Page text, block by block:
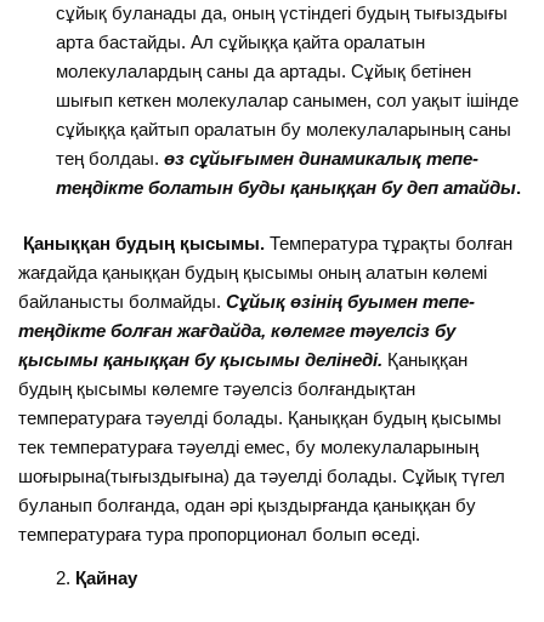
сұйық буланады да, оның үстіндегі будың тығыздығы
арта бастайды. Ал сұйыққа қайта оралатын
молекулалардың саны да артады. Сұйық бетінен
шығып кеткен молекулалар санымен, сол уақыт ішінде
сұйыққа қайтып оралатын бу молекулаларының саны
тең болдаы. өз сұйығымен динамикалық тепе-
теңдікте болатын буды қаныққан бу деп атайды.
Қаныққан будың қысымы.Температура тұрақты болған
жағдайда қаныққан будың қысымы оның алатын көлемі
байланысты болмайды.Сұйық өзінің буымен тепе-
теңдікте болған жағдайда, көлемге тәуелсіз бу
қысымы қаныққан бу қысымы делінеді. Қаныққан
будың қысымы көлемге тәуелсіз болғандықтан
температураға тәуелді болады. Қаныққан будың қысымы
тек температураға тәуелді емес, бу молекулаларының
шоғырына(тығыздығына) да тәуелді болады. Сұйық түгел
буланып болғанда, одан әрі қыздырғанда қаныққан бу
температураға тура пропорционал болып өседі.
Қайнау